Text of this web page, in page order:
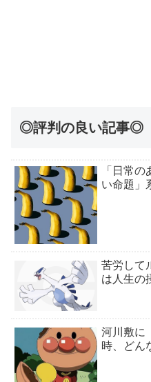
◎評判の良い記事◎
「日常
い命題」
苦労して
は人生の
河川敷に
時、どん